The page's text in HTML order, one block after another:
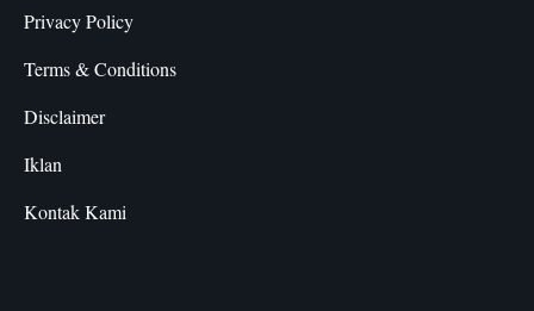
Privacy Policy
Terms & Conditions
Disclaimer
Iklan
Kontak Kami